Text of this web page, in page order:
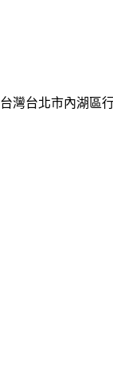
台灣台北市內湖區